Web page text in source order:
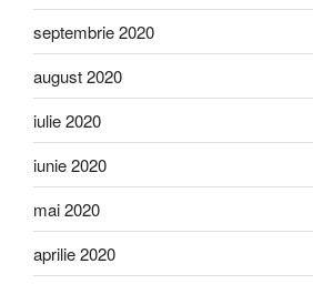
septembrie 2020
august 2020
iulie 2020
iunie 2020
mai 2020
aprilie 2020